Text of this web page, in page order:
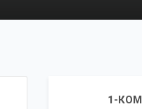
1-